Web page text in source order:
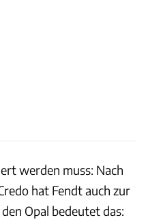
werden muss: Nach
hat Fendt auch zur
Opal bedeutet das: